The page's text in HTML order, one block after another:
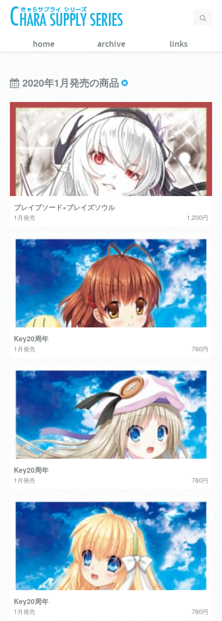
home archive links
2020年1月発売の商品
ブレイブソード×ブレイズソウル
1月発売 1,200円
Key20周年
1月発売 760円
Key20周年
1月発売 760円
Key20周年
1月発売 760円